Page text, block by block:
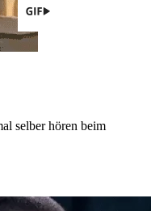
selber hören beim